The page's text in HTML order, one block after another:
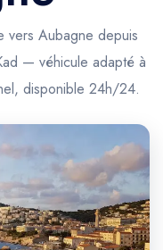
vers Aubagne depuis
— véhicule adapté à
disponible 24h/24.